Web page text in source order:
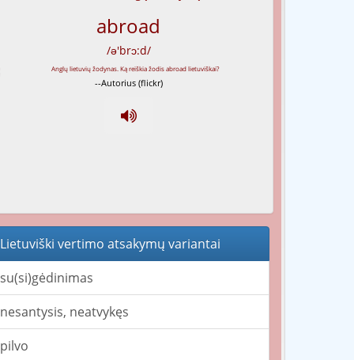
abroad
/ə'brɔ:d/
--Autorius (flickr)
Lietuviški vertimo atsakymų variantai
su(si)gėdinimas
nesantysis, neatvykęs
pilvo